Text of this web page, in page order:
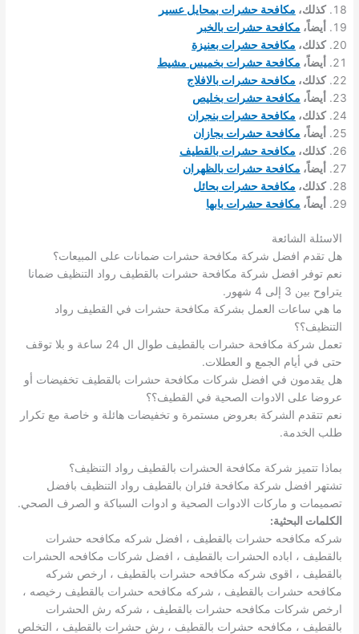
كذلك، مكافحة حشرات بمحايل عسير
أيضاً، مكافحة حشرات بالخبر
كذلك، مكافحة حشرات بعنيزة
أيضاً، مكافحة حشرات بخميس مشيط
كذلك، مكافحة حشرات بالافلاج
أيضاً، مكافحة حشرات بخليص
كذلك، مكافحة حشرات بنجران
أيضاً، مكافحة حشرات بجازان
كذلك، مكافحة حشرات بالقطيف
أيضاً، مكافحة حشرات بالظهران
كذلك، مكافحة حشرات بحائل
أيضاً، مكافحة حشرات بابها
الاسئلة الشائعة
هل تقدم افضل شركة مكافحة حشرات ضمانات على المبيعات؟
نعم توفر افضل شركة مكافحة حشرات بالقطيف رواد التنظيف ضمانا
يتراوح بين 3 إلى 4 شهور.
ما هي ساعات العمل بشركة مكافحة حشرات في القطيف رواد
التنظيف؟؟
تعمل شركة مكافحة حشرات بالقطيف طوال ال 24 ساعة و بلا توقف
حتى في أيام الجمع و العطلات.
هل يقدمون في افضل شركات مكافحة حشرات بالقطيف تخفيضات أو
عروضا على الادوات الصحية في القطيف؟؟
نعم تتقدم الشركة بعروض مستمرة و تخفيضات هائلة و خاصة مع تكرار
طلب الخدمة.
بماذا تتميز شركة مكافحة الحشرات بالقطيف رواد التنظيف؟
تشتهر افضل شركة مكافحة فئران بالقطيف رواد التنظيف بافضل
تصميمات و ماركات الادوات الصحية و ادوات السباكة و الصرف الصحي.
الكلمات البحثية:
شركه مكافحه حشرات بالقطيف ، افضل شركه مكافحه حشرات
بالقطيف ، اباده الحشرات بالقطيف ، افضل شركات مكافحه الحشرات
بالقطيف ، اقوى شركه مكافحه حشرات بالقطيف ، ارخص شركه
مكافحه حشرات بالقطيف ، شركه مكافحه حشرات بالقطيف رخيصه ،
ارخص شركات مكافحه حشرات بالقطيف ، شركه رش الحشرات
بالقطيف ، مكافحه حشرات بالقطيف ، رش حشرات بالقطيف ، التخلص